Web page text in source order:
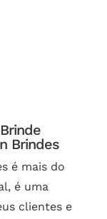
Brindes
é mais do
é uma
clientes e